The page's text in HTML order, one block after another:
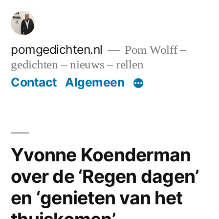
naar
inhoud
pomgedichten.nl
Pom Wolff –
gedichten – nieuws – rellen
Contact Algemeen
Yvonne Koenderman
over de ‘Regen dagen’
en ‘genieten van het